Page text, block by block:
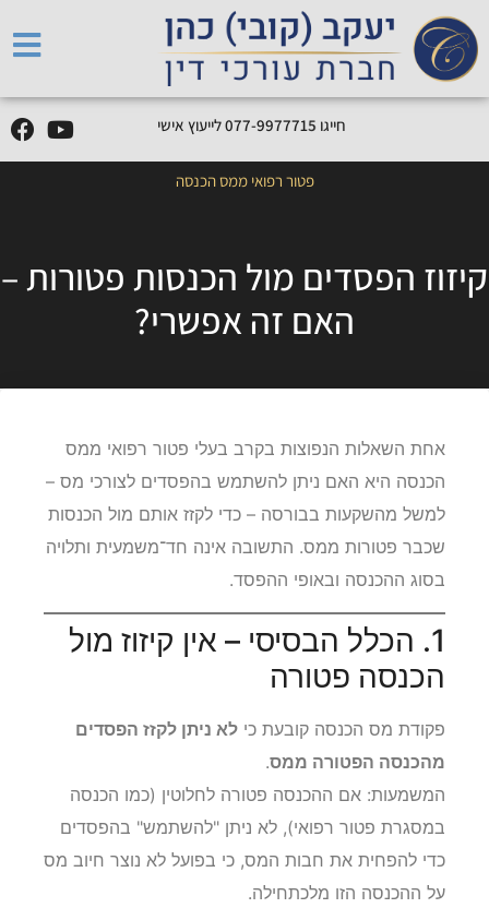
חייגו 077-9977715 לייעוץ אישי
פטור רפואי ממס הכנסה
קיזוז הפסדים מול הכנסות פטורות –
האם זה אפשרי?
אחת השאלות הנפוצות בקרב בעלי פטור רפואי ממס
הכנסה היא האם ניתן להשתמש בהפסדים לצורכי מס –
למשל מהשקעות בבורסה – כדי לקזז אותם מול הכנסות
שכבר פטורות ממס. התשובה אינה חד־משמעית ותלויה
בסוג ההכנסה ובאופי ההפסד.
1. הכלל הבסיסי – אין קיזוז מול
הכנסה פטורה
פקודת מס הכנסה קובעת כי לא ניתן לקזז הפסדים
מהכנסה הפטורה ממס.
המשמעות: אם ההכנסה פטורה לחלוטין (כמו הכנסה
במסגרת פטור רפואי), לא ניתן "להשתמש" בהפסדים
כדי להפחית את חבות המס, כי בפועל לא נוצר חיוב מס
על ההכנסה הזו מלכתחילה.